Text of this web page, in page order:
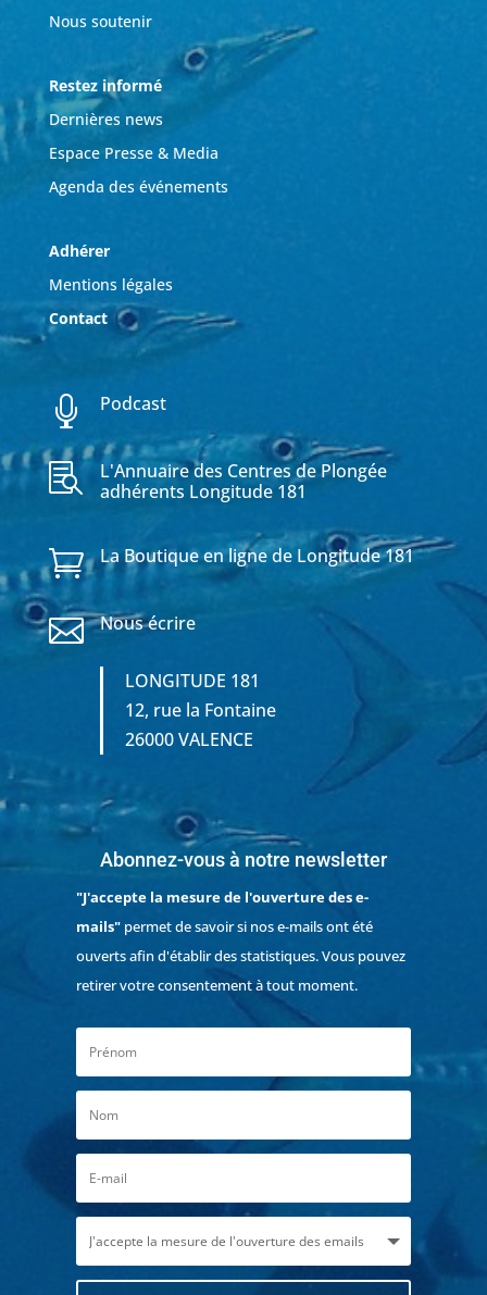
Nous soutenir
Restez informé
Dernières news
Espace Presse & Media
Agenda des événements
Adhérer
Mentions légales
Contact
 Podcast

L'Annuaire des Centres de Plongée
adhérents Longitude 181
 La Boutique en ligne de Longitude 181
 Nous écrire
LONGITUDE 181
12, rue la Fontaine
26000 VALENCE
Abonnez-vous à notre newsletter
"J'accepte la mesure de l'ouverture des e-
mails"permet de savoir si nos e-mails ont été
ouverts afin d'établir des statistiques. Vous pouvez
retirer votre consentement à tout moment.